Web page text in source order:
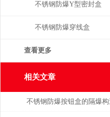
不锈钢防爆Y型密封盒
不锈钢防爆穿线盒
查看更多
相关文章
不锈钢防爆按钮盒的隔爆构